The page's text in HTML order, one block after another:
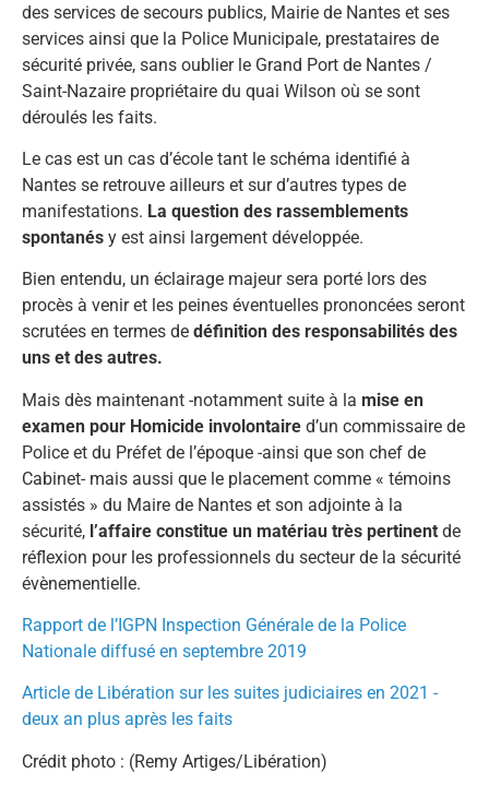
des services de secours publics, Mairie de Nantes et ses
services ainsi que la Police Municipale, prestataires de
sécurité privée, sans oublier le Grand Port de Nantes /
Saint-Nazaire propriétaire du quai Wilson où se sont
déroulés les faits.
Le cas est un cas d’école tant le schéma identifié à
Nantes se retrouve ailleurs et sur d’autres types de
manifestations. La question des rassemblements
spontanés y est ainsi largement développée.
Bien entendu, un éclairage majeur sera porté lors des
procès à venir et les peines éventuelles prononcées seront
scrutées en termes de définition des responsabilités des
uns et des autres.
Mais dès maintenant -notamment suite à la mise en
examen pour Homicide involontaire d’un commissaire de
Police et du Préfet de l’époque -ainsi que son chef de
Cabinet- mais aussi que le placement comme « témoins
assistés » du Maire de Nantes et son adjointe à la
sécurité, l’affaire constitue un matériau très pertinent de
réflexion pour les professionnels du secteur de la sécurité
évènementielle.
Rapport de l’IGPN Inspection Générale de la Police
Nationale diffusé en septembre 2019
Article de Libération sur les suites judiciaires en 2021 -
deux an plus après les faits
Crédit photo : (Remy Artiges/Libération)